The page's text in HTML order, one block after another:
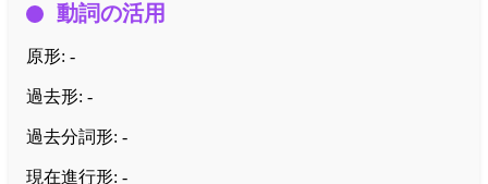
動詞の活用
原形: -
過去形: -
過去分詞形: -
現在進行形: -